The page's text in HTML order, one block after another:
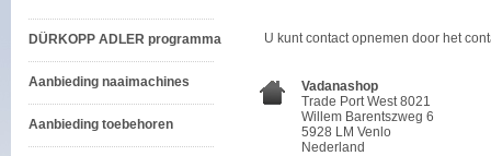
DÜRKOPP ADLER programma
Aanbieding naaimachines
Aanbieding toebehoren
U kunt contact opnemen door het
Vadanashop
Trade Port West 8021
Willem Barentszweg 6
5928 LM Venlo
Nederland